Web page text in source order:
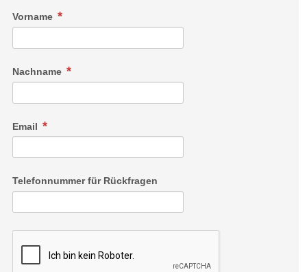
Vorname
Nachname
Email
Telefonnummer für Rückfragen